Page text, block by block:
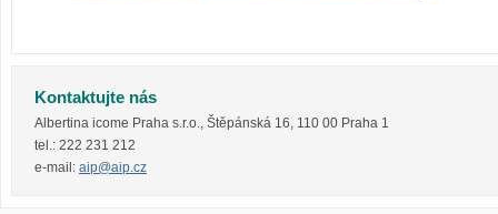
Kontaktujte nás
Albertina icome Praha s.r.o., Štěpánská 16, 110 00 Praha 1
tel.: 222 231 212
e-mail: aip@aip.cz